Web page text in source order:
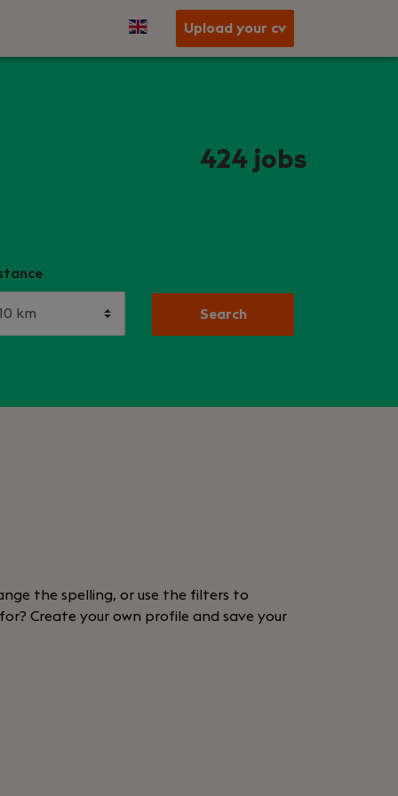
Upload your cv
424 jobs
Search
the spelling, or use the filters to
Create your own profile and save your